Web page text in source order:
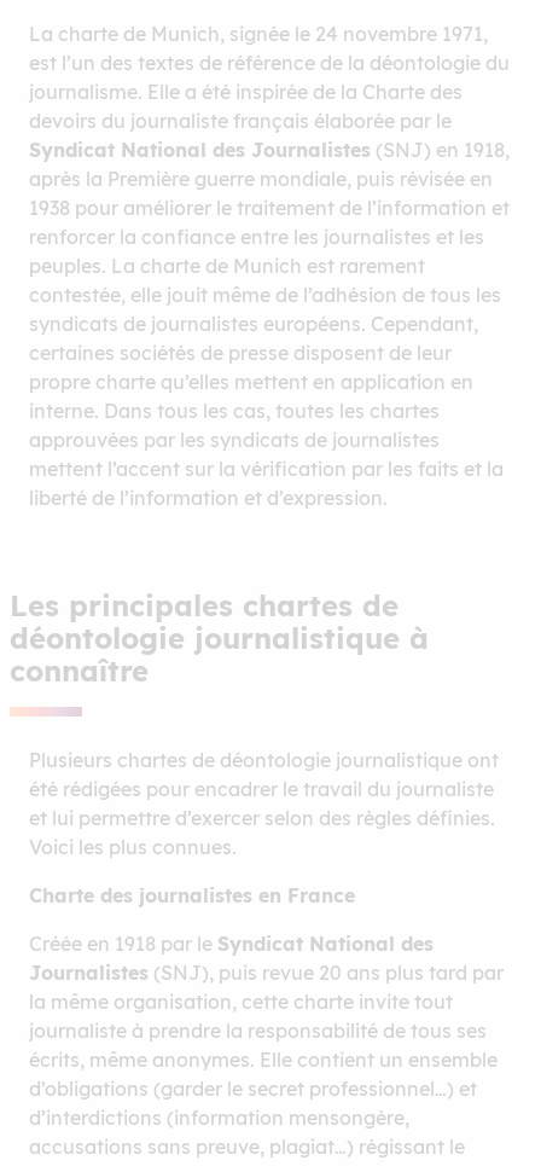
La charte de Munich, signée le 24 novembre 1971,
est l’un des textes de référence de la déontologie du
journalisme. Elle a été inspirée de la Charte des
devoirs du journaliste français élaborée par le
Syndicat National des Journalistes (SNJ) en 1918,
après la Première guerre mondiale, puis révisée en
1938 pour améliorer le traitement de l’information et
renforcer la confiance entre les journalistes et les
peuples. La charte de Munich est rarement
contestée, elle jouit même de l’adhésion de tous les
syndicats de journalistes européens. Cependant,
certaines sociétés de presse disposent de leur
propre charte qu’elles mettent en application en
interne. Dans tous les cas, toutes les chartes
approuvées par les syndicats de journalistes
mettent l’accent sur la vérification par les faits et la
liberté de l’information et d’expression.
Les principales chartes de
déontologie journalistique à
connaître
Plusieurs chartes de déontologie journalistique ont
été rédigées pour encadrer le travail du journaliste
et lui permettre d’exercer selon des règles définies.
Voici les plus connues.
Charte des journalistes en France
Créée en 1918 par le Syndicat National des
Journalistes (SNJ), puis revue 20 ans plus tard par
la même organisation, cette charte invite tout
journaliste à prendre la responsabilité de tous ses
écrits, même anonymes. Elle contient un ensemble
d’obligations (garder le secret professionnel…) et
d’interdictions (information mensongère,
accusations sans preuve, plagiat…) régissant le